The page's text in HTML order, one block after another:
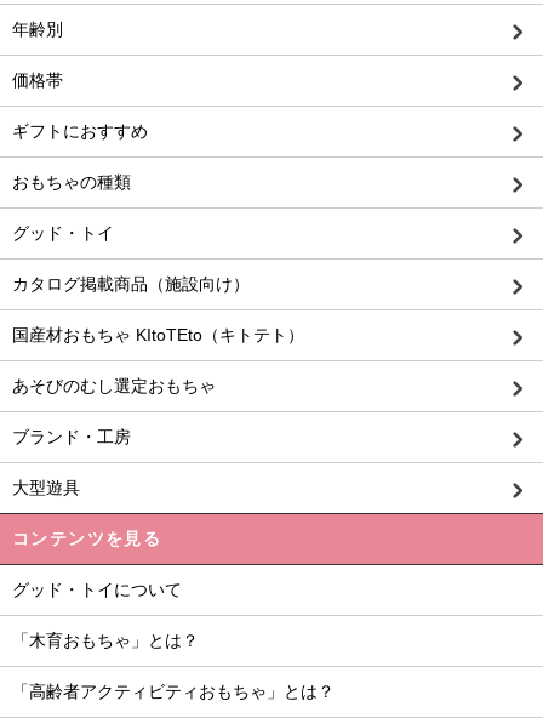
年齢別
価格帯
ギフトにおすすめ
おもちゃの種類
グッド・トイ
カタログ掲載商品（施設向け）
国産材おもちゃ KItoTEto（キトテト）
あそびのむし選定おもちゃ
ブランド・工房
大型遊具
コンテンツを見る
グッド・トイについて
「木育おもちゃ」とは？
「高齢者アクティビティおもちゃ」とは？